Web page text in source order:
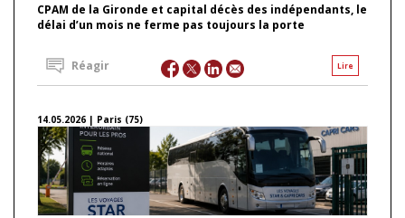
CPAM de la Gironde et capital décès des indépendants, le
délai d’un mois ne ferme pas toujours la porte
Lire
Réagir
14.05.2026 | Paris (75)